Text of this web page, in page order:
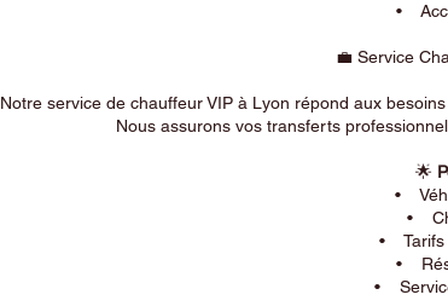
•
💼 Service
Notre service de chauffeur VIP à Lyon répond aux
Nous assurons vos transferts
🌟
•
•
• Tarifs
•
• Service